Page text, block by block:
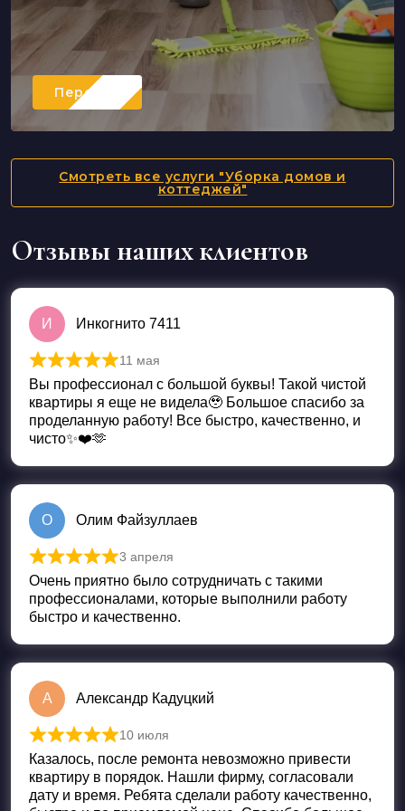
Перейти
Смотреть все услуги "Уборка домов и
коттеджей"
Отзывы наших клиентов
И Инкогнито 7411
Оценка
11 мая
Вы профессионал с большой буквы! Такой чистой
квартиры я еще не видела🥹 Большое спасибо за
проделанную работу! Все быстро, качественно, и
чисто✨❤️🫶
О Олим Файзуллаев
Оценка из 5
3 апреля
Очень приятно было сотрудничать с такими
профессионалами, которые выполнили работу
быстро и качественно.
А Александр Кадуцкий
Оценка
10 июля
Казалось, после ремонта невозможно привести
квартиру в порядок. Нашли фирму, согласовали
дату и время. Ребята сделали работу качественно,